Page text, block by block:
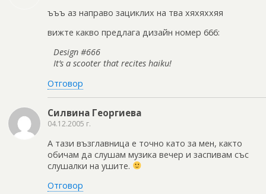
ъъъ аз направо зациклих на тва хяхяххяя
вижте какво предлага дизайн номер 666:
Design #666
It’s a scooter that recites haiku!
Отговор
Силвина Георгиева
04.12.2005 г.
А тази възглавница е точно като за мен, както
обичам да слушам музика вечер и заспивам със
слушалки на ушите.
Отговор